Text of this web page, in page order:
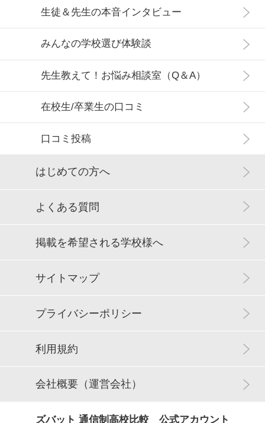
生徒＆先生の本音インタビュー
みんなの学校選び体験談
先生教えて！お悩み相談室（Q＆A）
在校生/卒業生の口コミ
口コミ投稿
はじめての方へ
よくある質問
掲載を希望される学校様へ
サイトマップ
プライバシーポリシー
利用規約
会社概要（運営会社）
ズバット 通信制高校比較 公式アカウント